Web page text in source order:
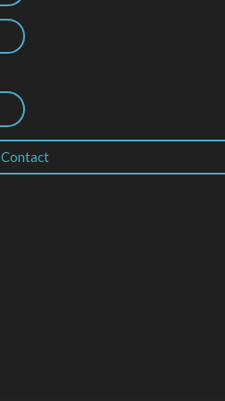
Contact